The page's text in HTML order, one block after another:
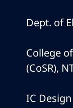
Dept. of
College
(CoSR),
IC